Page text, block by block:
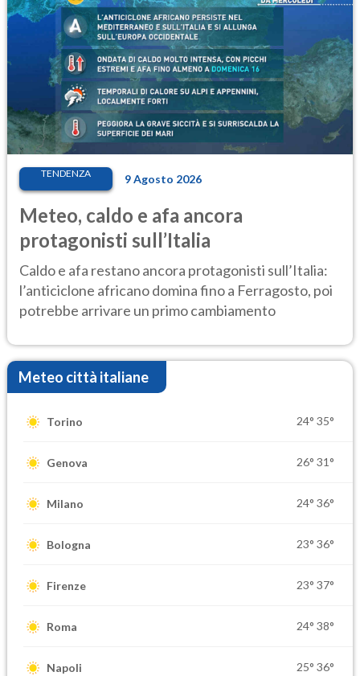
TENDENZA 9 Agosto 2026
Meteo, caldo e afa ancora
protagonisti sull’Italia
Caldo e afa restano ancora protagonisti sull’Italia:
l’anticiclone africano domina fino a Ferragosto, poi
potrebbe arrivare un primo cambiamento
Meteo città italiane
Torino 24° 35°
Genova 26° 31°
Milano 24° 36°
Bologna 23° 36°
Firenze 23° 37°
Roma 24° 38°
Napoli 25° 36°